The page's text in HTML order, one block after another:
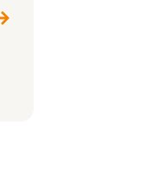
南小学区＋敷島中学